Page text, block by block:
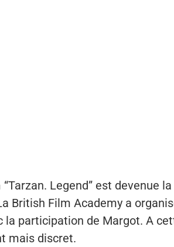
Legend” est devenue
British Film Academy a
la participation de Margot. A
mais discret.